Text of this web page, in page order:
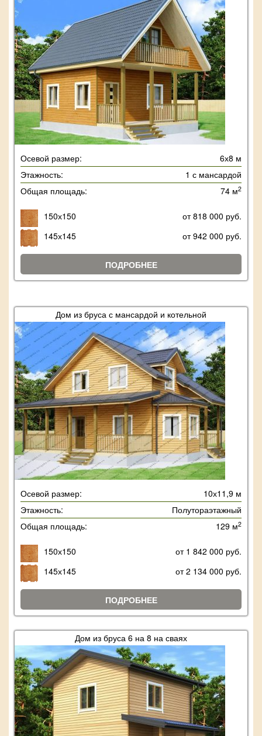
Осевой размер:
6х8 м
Этажность:
1 с мансардой
Общая площадь:
74 м2
150х150
от 818 000 руб.
145х145
от 942 000 руб.
ПОДРОБНЕЕ
Дом из бруса с мансардой и котельной
Осевой размер:
10х11,9 м
Этажность:
Полутораэтажный
Общая площадь:
129 м2
150х150
от 1 842 000 руб.
145х145
от 2 134 000 руб.
ПОДРОБНЕЕ
Дом из бруса 6 на 8 на сваях